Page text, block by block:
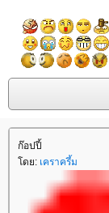
ก๊อปปี้
โดย: เคราครึ้ม